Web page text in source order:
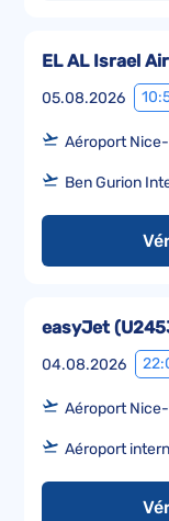
05.08.2026
EL AL Israel
Aéroport
Ben Gurion
04.08.2026
easyJet(
Aéroport
Aéroport